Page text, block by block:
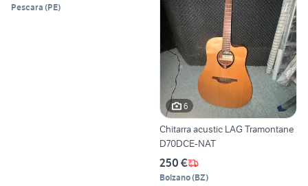
Pescara (PE)
6
Chitarra acustic LAG Tramontane
D70DCE-NAT
250 €
Bolzano(BZ)